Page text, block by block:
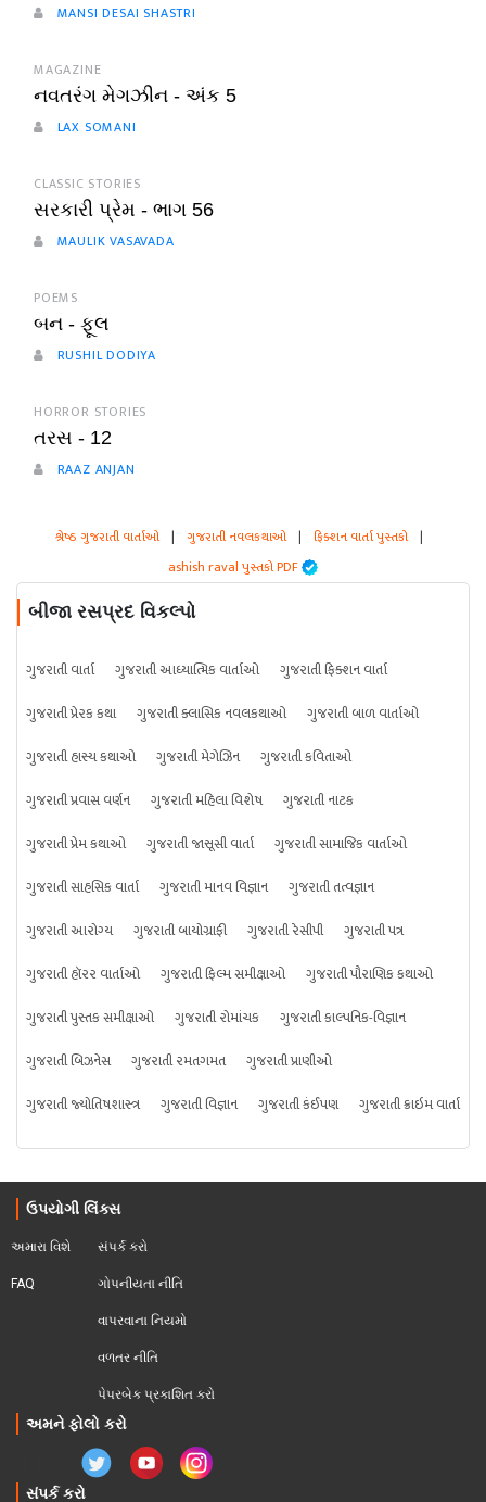
MANSI DESAI SHASTRI
MAGAZINE
નવતરંગ મેગઝીન - અંક 5
LAX SOMANI
CLASSIC STORIES
સરકારી પ્રેમ - ભાગ 56
MAULIK VASAVADA
POEMS
બન - ફૂલ
RUSHIL DODIYA
HORROR STORIES
તરસ - 12
RAAZ ANJAN
શ્રેષ્ઠ ગુજરાતી વાર્તાઓ | ગુજરાતી નવલકથાઓ | ફિક્શન વાર્તા પુસ્તકો |
ashish raval પુસ્તકો PDF
બીજા રસપ્રદ વિકલ્પો
ગુજરાતી વાર્તા ગુજરાતી આધ્યાત્મિક વાર્તાઓ
ગુજરાતી ફિક્શન વાર્તા
ગુજરાતી પ્રેરક કથા
ગુજરાતી ક્લાસિક નવલકથાઓ
ગુજરાતી બાળ વાર્તાઓ
ગુજરાતી હાસ્ય કથાઓ
ગુજરાતી મેગેઝિન
ગુજરાતી કવિતાઓ
ગુજરાતી પ્રવાસ વર્ણન
ગુજરાતી મહિલા વિશેષ
ગુજરાતી નાટક
ગુજરાતી પ્રેમ કથાઓ
ગુજરાતી જાસૂસી વાર્તા
ગુજરાતી સામાજિક વાર્તાઓ
ગુજરાતી સાહસિક વાર્તા
ગુજરાતી માનવ વિજ્ઞાન
ગુજરાતી તત્વજ્ઞાન
ગુજરાતી આરોગ્ય
ગુજરાતી બાયોગ્રાફી ગુજરાતી રેસીપી
ગુજરાતી પત્ર
ગુજરાતી હૉરર વાર્તાઓ
ગુજરાતી ફિલ્મ સમીક્ષાઓ
ગુજરાતી પૌરાણિક કથાઓ
ગુજરાતી પુસ્તક સમીક્ષાઓ
ગુજરાતી રોમાંચક
ગુજરાતી કાલ્પનિક-વિજ્ઞાન
ગુજરાતી બિઝનેસ
ગુજરાતી રમતગમત
ગુજરાતી પ્રાણીઓ
ગુજરાતી જ્યોતિષશાસ્ત્ર
ગુજરાતી વિજ્ઞાન ગુજરાતી કંઈપણ ગુજરાતી ક્રાઇમ વાર્તા
ઉપયોગી લિંક્સ
અમારા વિશે
FAQ
સંપર્ક કરો
ગોપનીયતા નીતિ
વાપરવાના નિયમો
વળતર નીતિ
પેપરબેક પ્રકાશિત કરો
અમને ફોલો કરો
સંપર્ક કરો